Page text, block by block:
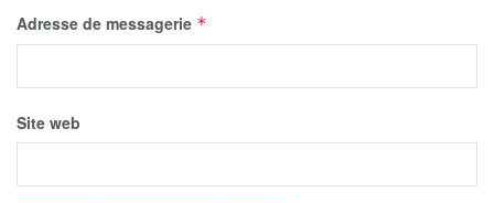
Adresse de messagerie *
Site web